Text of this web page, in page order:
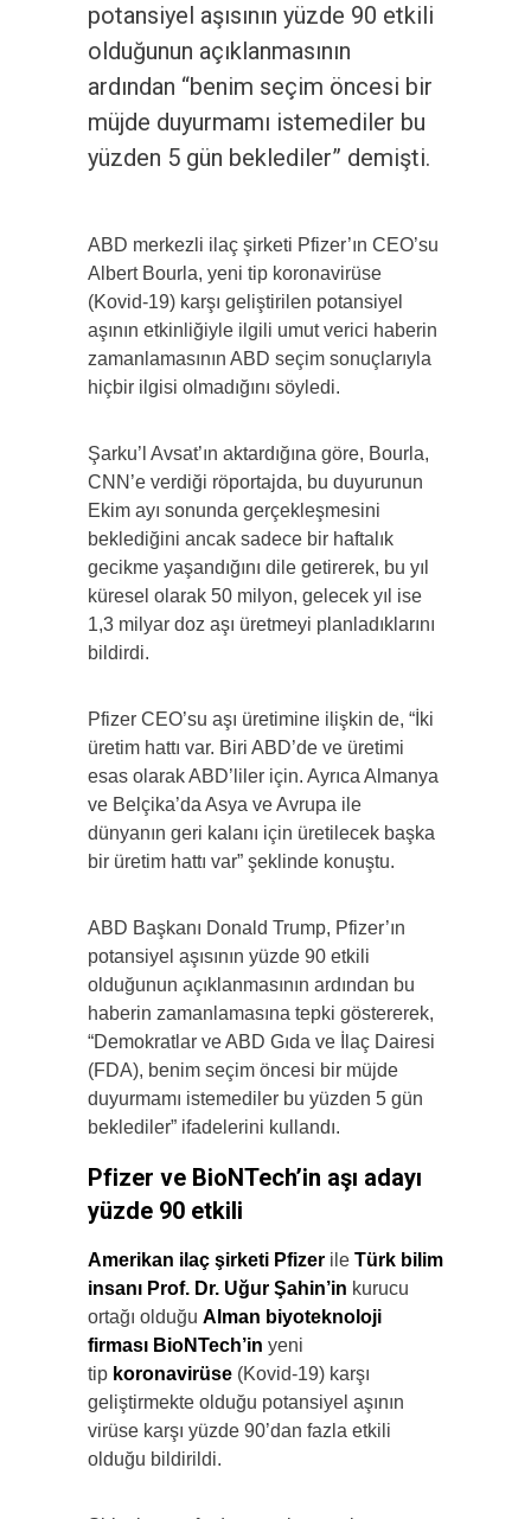
potansiyel aşısının yüzde 90 etkili
olduğunun açıklanmasının
ardından “benim seçim öncesi bir
müjde duyurmamı istemediler bu
yüzden 5 gün beklediler” demişti.
ABD merkezli ilaç şirketi Pfizer’ın CEO’su
Albert Bourla, yeni tip koronavirüse
(Kovid-19) karşı geliştirilen potansiyel
aşının etkinliğiyle ilgili umut verici haberin
zamanlamasının ABD seçim sonuçlarıyla
hiçbir ilgisi olmadığını söyledi.
Şarku’l Avsat’ın aktardığına göre, Bourla,
CNN’e verdiği röportajda, bu duyurunun
Ekim ayı sonunda gerçekleşmesini
beklediğini ancak sadece bir haftalık
gecikme yaşandığını dile getirerek, bu yıl
küresel olarak 50 milyon, gelecek yıl ise
1,3 milyar doz aşı üretmeyi planladıklarını
bildirdi.
Pfizer CEO’su aşı üretimine ilişkin de, “İki
üretim hattı var. Biri ABD’de ve üretimi
esas olarak ABD’liler için. Ayrıca Almanya
ve Belçika’da Asya ve Avrupa ile
dünyanın geri kalanı için üretilecek başka
bir üretim hattı var” şeklinde konuştu.
ABD Başkanı Donald Trump, Pfizer’ın
potansiyel aşısının yüzde 90 etkili
olduğunun açıklanmasının ardından bu
haberin zamanlamasına tepki göstererek,
“Demokratlar ve ABD Gıda ve İlaç Dairesi
(FDA), benim seçim öncesi bir müjde
duyurmamı istemediler bu yüzden 5 gün
beklediler” ifadelerini kullandı.
Pfizer ve BioNTech’in aşı adayı
yüzde 90 etkili
Amerikan ilaç şirketi Pfizer ile Türk bilim
insanı Prof. Dr. Uğur Şahin’in kurucu
ortağı olduğu Alman biyoteknoloji
firması BioNTech’in yeni
tip koronavirüse (Kovid-19) karşı
geliştirmekte olduğu potansiyel aşının
virüse karşı yüzde 90’dan fazla etkili
olduğu bildirildi.